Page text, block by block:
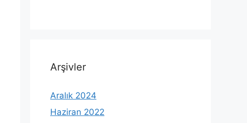
Arşivler
Aralık 2024
Haziran 2022